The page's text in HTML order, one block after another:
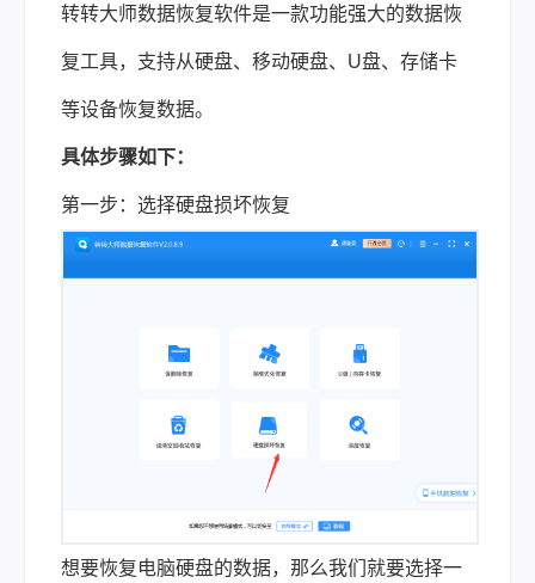
转转大师数据恢复软件是一款功能强大的数据恢
复工具，支持从硬盘、移动硬盘、U盘、存储卡
等设备恢复数据。
具体步骤如下：
第一步：选择硬盘损坏恢复
想要恢复电脑硬盘的数据，那么我们就要选择一